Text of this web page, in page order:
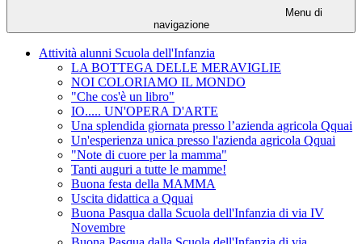
Menu di
navigazione
Attività alunni Scuola dell'Infanzia
LA BOTTEGA DELLE MERAVIGLIE
NOI COLORIAMO IL MONDO
"Che cos'è un libro"
IO..... UN'OPERA D'ARTE
Una splendida giornata presso l’azienda agricola Qquai
Un'esperienza unica presso l'azienda agricola Qquai
"Note di cuore per la mamma"
Tanti auguri a tutte le mamme!
Buona festa della MAMMA
Uscita didattica a Qquai
Buona Pasqua dalla Scuola dell'Infanzia di via IV
Novembre